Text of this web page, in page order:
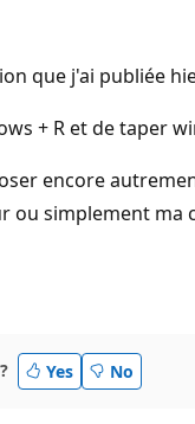
que j'ai publiée
+ R et de taper
encore
ou simplement
Yes No